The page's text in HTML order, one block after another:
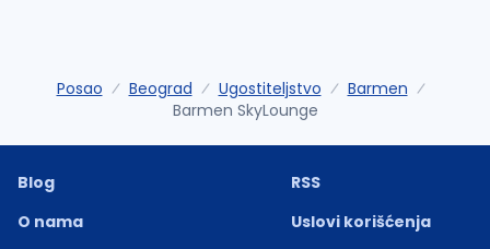
Posao Beograd Ugostiteljstvo
Barmen
Barmen SkyLounge
Blog
O nama
RSS
Uslovi korišćenja